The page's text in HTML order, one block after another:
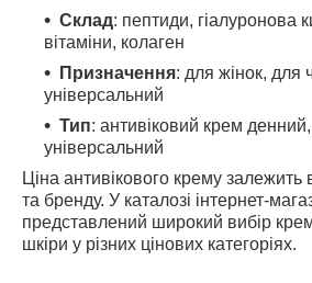
Склад: пептиди, гіалуронова
вітаміни, колаген
Призначення: для жінок, для
універсальний
Тип: антивіковий крем денний,
універсальний
Ціна антивікового крему залежить
та бренду. У каталозі інтернет-
представлений широкий вибір
шкіри у різних цінових категоріях.